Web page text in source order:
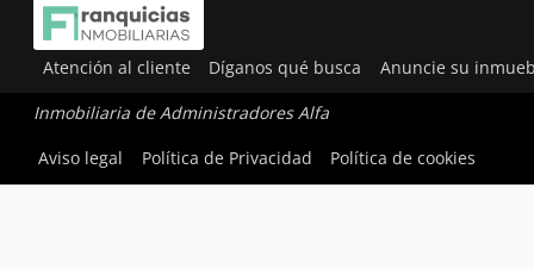
Atención al cliente Díganos qué busca Anuncie su
Inmobiliaria de Administradores Alfa
Aviso legal
Política de Privacidad Política de cookies